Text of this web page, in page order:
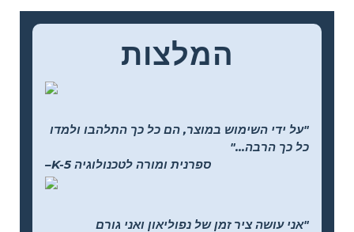
המלצות
"על ידי השימוש במוצר, הם כל כך התלהבו ולמדו
כל כך הרבה..."
–K-5 ספרנית ומורה לטכנולוגיה
"אני עושה ציר זמן של נפוליאון ואני גורם